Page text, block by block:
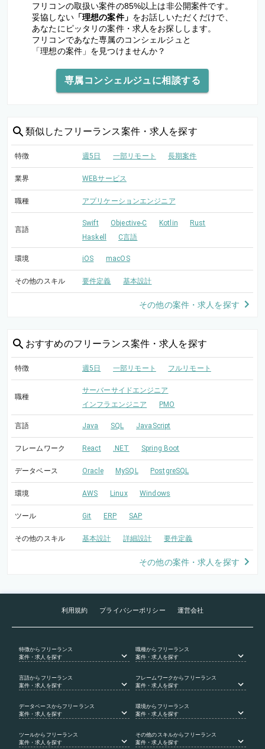
フリコンの取扱い案件の85%以上は非公開案件です。
妥協しない「理想の案件」 をお話しいただくだけで、
あなたにピッタリの案件・求人をお探しします。
フリコンであなた専属のコンシェルジュと
「理想の案件」を見つけませんか？
専属コンシェルジュに相談する
類似した フリーランス案件・求人を探す
特徴 週5日 一部リモート 長期案件
業界 WEBサービス
職種 アプリケーションエンジニア
言語
Swift Objective-C Kotlin
Rust
Haskell
C言語
環境 iOS macOS
その他のスキル 要件定義 基本設計
その他の案件・求人を探す
おすすめのフリーランス案件・求人を探す
特徴 週5日 一部リモート フルリモート
職種
サーバーサイドエンジニア
インフラエンジニア
PMO
言語 Java SQL JavaScript
フレームワーク React .NET Spring Boot
データベース Oracle MySQL PostgreSQL
環境 AWS Linux Windows
ツール Git ERP SAP
その他のスキル 基本設計 詳細設計 要件定義
その他の案件・求人を探す
利用規約 プライバシーポリシー 運営会社
特徴からフリーランス
案件・求人を探す
職種からフリーランス
案件・求人を探す
言語からフリーランス
案件・求人を探す
フレームワークからフリーランス
案件・求人を探す
データベース からフリーランス
案件・求人を探す
環境からフリーランス
案件・求人を探す
ツールからフリーランス
案件・求人を探す
その他のスキルからフリーランス
案件・求人を探す